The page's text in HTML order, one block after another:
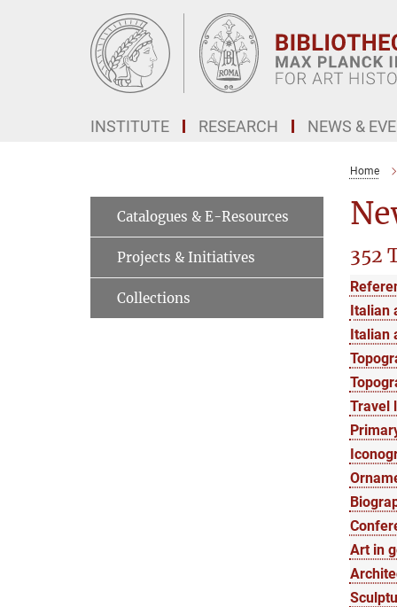
INSTITUTE RESEARCH NEWS &
Home
352
Italian
Italian
Travel
Art in
Catalogues & E-Resources
Projects & Initiatives
Collections